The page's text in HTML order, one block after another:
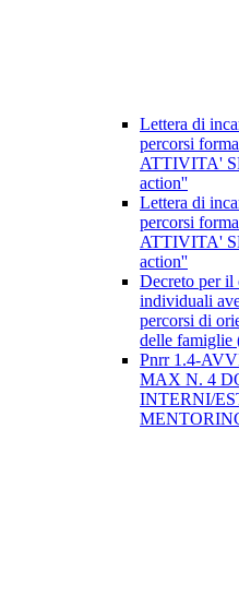
Lettera di
percorsi
ATTIVITA'
action''
Lettera di
percorsi
ATTIVITA'
action''
Decreto per il
individuali
percorsi di
delle famiglie
Pnrr 1.4-
MAX N. 4
INTERNI/